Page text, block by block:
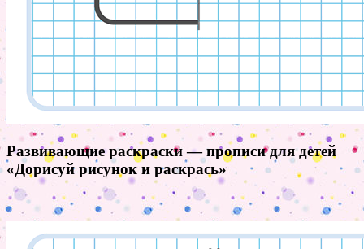
Развивающие раскраски — прописи для детей
«Дорисуй рисунок и раскрась»